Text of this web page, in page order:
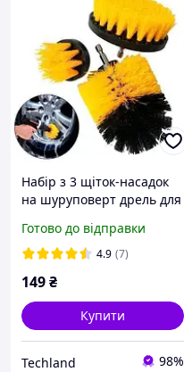
Набір з 3 щіток-насадок
на шуруповерт дрель для
нейлон, розміри 10.3x8.3
см, 10x4.6 см, 5x4.8 см
Готово до відправки
4.9 (7)
149₴
Купити
Techland 98%